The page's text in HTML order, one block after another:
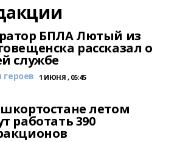
БПЛА Лютый из
рассказал о
службе
героев 1 ИЮНЯ , 05:45
летом
работать 390